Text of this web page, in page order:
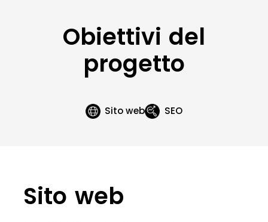
Obiettivi del
progetto
Sito web SEO
Sito web